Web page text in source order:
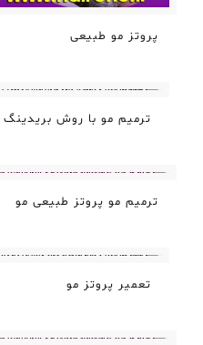
پروتز مو طبیعی
ترمیم مو با روش بریدینگ
ترمیم مو پروتز طبیعی مو
تعمیر پروتز مو